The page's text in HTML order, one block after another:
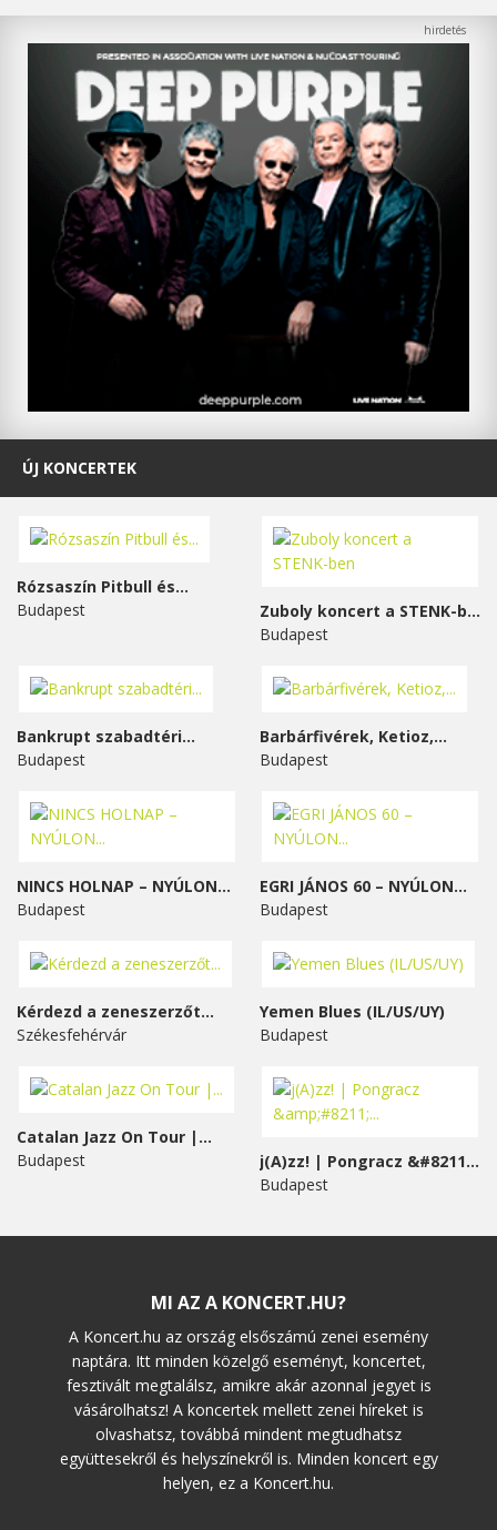
ÚJ KONCERTEK
Rózsaszín Pitbull és...
Budapest
Zuboly koncert a STENK-ben
Budapest
Bankrupt szabadtéri...
Budapest
Barbárfivérek, Ketioz,...
Budapest
NINCS HOLNAP – NYÚLON...
Budapest
EGRI JÁNOS 60 – NYÚLON...
Budapest
Kérdezd a zeneszerzőt...
Székesfehérvár
Yemen Blues (IL/US/UY)
Budapest
Catalan Jazz On Tour |...
Budapest
j(A)zz! | Pongracz &#8211;...
Budapest
MI AZ A KONCERT.HU?
A Koncert.hu az ország elsőszámú zenei esemény
naptára. Itt minden közelgő eseményt, koncertet,
fesztivált megtalálsz, amikre akár azonnal jegyet is
vásárolhatsz! A koncertek mellett zenei híreket is
olvashatsz, továbbá mindent megtudhatsz
együttesekről és helyszínekről is. Minden koncert egy
helyen, ez a Koncert.hu.